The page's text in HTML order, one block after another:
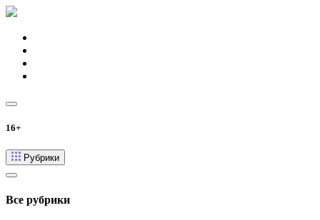
16+
Рубрики
Все рубрики